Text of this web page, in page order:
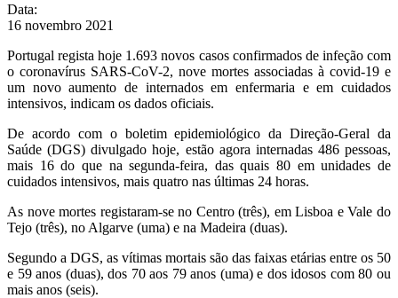
Data:
16 novembro 2021
Portugal regista hoje 1.693 novos casos confirmados de infeção com
o coronavírus SARS-CoV-2, nove mortes associadas à covid-19 e
um novo aumento de internados em enfermaria e em cuidados
intensivos, indicam os dados oficiais.
De acordo com o boletim epidemiológico da Direção-Geral da
Saúde (DGS) divulgado hoje, estão agora internadas 486 pessoas,
mais 16 do que na segunda-feira, das quais 80 em unidades de
cuidados intensivos, mais quatro nas últimas 24 horas.
As nove mortes registaram-se no Centro (três), em Lisboa e Vale do
Tejo (três), no Algarve (uma) e na Madeira (duas).
Segundo a DGS, as vítimas mortais são das faixas etárias entre os 50
e 59 anos (duas), dos 70 aos 79 anos (uma) e dos idosos com 80 ou
mais anos (seis).